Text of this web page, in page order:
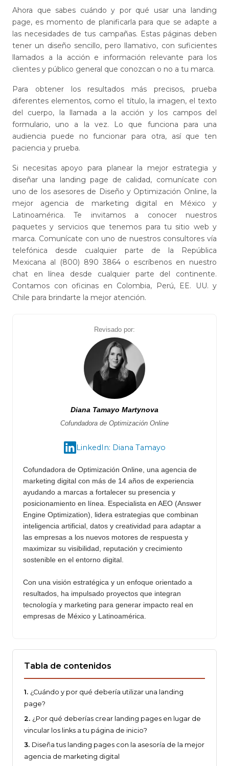
Ahora que sabes cuándo y por qué usar una landing
page, es momento de planificarla para que se adapte a
las necesidades de tus campañas. Estas páginas deben
tener un diseño sencillo, pero llamativo, con suficientes
llamados a la acción e información relevante para los
clientes y público general que conozcan o no a tu marca.
Para obtener los resultados más precisos, prueba
diferentes elementos, como el título, la imagen, el texto
del cuerpo, la llamada a la acción y los campos del
formulario, uno a la vez. Lo que funciona para una
audiencia puede no funcionar para otra, así que ten
paciencia y prueba.
Si necesitas apoyo para planear la mejor estrategia y
diseñar una landing page de calidad, comunícate con
uno de los asesores de Diseño y Optimización Online, la
mejor agencia de marketing digital en México y
Latinoamérica. Te invitamos a conocer nuestros
paquetes y servicios que tenemos para tu sitio web y
marca. Comunícate con uno de nuestros consultores vía
telefónica desde cualquier parte de la República
Mexicana al (800) 890 3864 o escríbenos en nuestro
chat en línea desde cualquier parte del continente.
Contamos con oficinas en Colombia, Perú, EE. UU. y
Chile para brindarte la mejor atención.
Revisado por:
Diana Tamayo Martynova
Cofundadora de Optimización Online
LinkedIn: Diana Tamayo
Cofundadora de Optimización Online, una agencia de
marketing digital con más de 14 años de experiencia
ayudando a marcas a fortalecer su presencia y
posicionamiento en línea. Especialista en AEO (Answer
Engine Optimization), lidera estrategias que combinan
inteligencia artificial, datos y creatividad para adaptar a
las empresas a los nuevos motores de respuesta y
maximizar su visibilidad, reputación y crecimiento
sostenible en el entorno digital.
Con una visión estratégica y un enfoque orientado a
resultados, ha impulsado proyectos que integran
tecnología y marketing para generar impacto real en
empresas de México y Latinoamérica.
Tabla de contenidos
¿Cuándo y por qué debería utilizar una landing
page?
¿Por qué deberías crear landing pages en lugar de
vincular los links a tu página de inicio?
Diseña tus landing pages con la asesoría de la mejor
agencia de marketing digital